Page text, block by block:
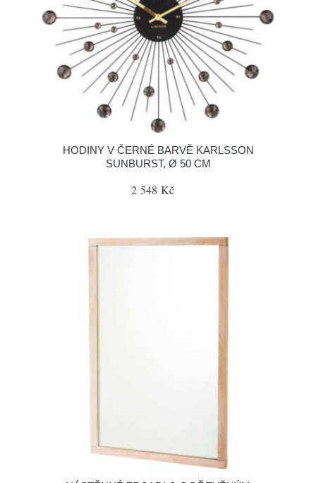
HODINY V ČERNÉ BARVĚ KARLSSON
SUNBURST, Ø 50 CM
2 548 Kč